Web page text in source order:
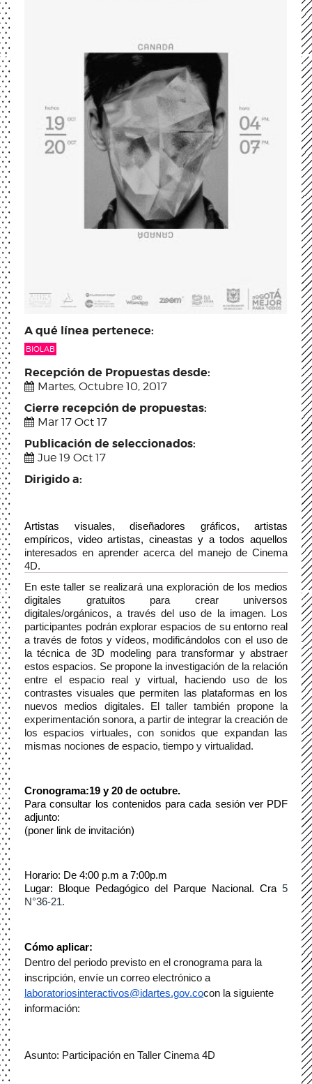
A qué línea pertenece:
BIOLAB
Recepción de Propuestas desde:
Martes, Octubre 10, 2017
Cierre recepción de propuestas:
Mar 17 Oct 17
Publicación de seleccionados:
Jue 19 Oct 17
Dirigido a:
Artistas visuales, diseñadores gráficos, artistas
interesados en aprender acerca del manejo de Cinema
4D.
En este taller se realizará una exploración de los medios
digitales gratuitos para crear universos
digitales/orgánicos, a través del uso de la imagen. Los
participantes podrán explorar espacios de su entorno real
a través de fotos y vídeos, modificándolos con el uso de
la técnica de 3D modeling para transformar y abstraer
estos espacios. Se propone la investigación de la relación
entre el espacio real y virtual, haciendo uso de los
contrastes visuales que permiten las plataformas en los
nuevos medios digitales.
El taller también propone la
experimentación sonora, a partir de integrar la creación de
los espacios virtuales, con sonidos que expandan las
mismas nociones de espacio, tiempo y virtualidad.
Cronograma:19 y 20 de octubre.
Para consultar los contenidos para cada sesión ver PDF
adjunto:
(poner link de invitación)
Horario: De 4:00 p.m a 7:00p.m
Lugar: Bloque Pedagógico del Parque Nacional. Cra 5
N°36-21.
Cómo aplicar:
Dentro del periodo previsto en el cronograma para la
laboratoriosinteractivos@idartes.gov.cocon la siguiente
información:
Asunto: Participación en Taller Cinema 4D